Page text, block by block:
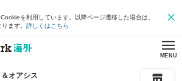
を利用しています。以降ページ遷移した場合は、
ます。 詳しくはこちら
MENU
オアシス